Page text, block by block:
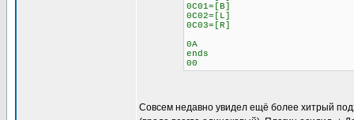
0C01=[B]
0C02=[L]
0C03=[R]
0A
ends
00
Совсем недавно увидел ещё более хитрый